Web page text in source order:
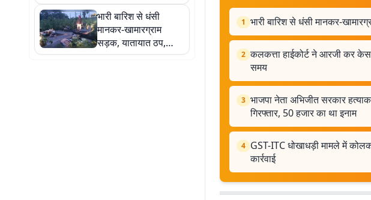
भारी बारिश से धंसी
मानकर-खामारग्राम
सड़क, यातायात ठप,
मुश्किल में ग्रामीण
1 भारी बारिश से धंसी मानकर-
2 कलकत्ता हाईकोर्ट ने आरजी कर
समय
3 भाजपा नेता अभिजीत सरकार
गिरफ्तार, 50 हजार का था इनाम
4 GST-ITC धोखाधड़ी मामले में
कार्रवाई